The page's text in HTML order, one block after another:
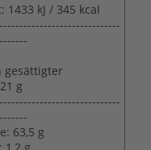
1433 kJ / 345 kcal
gesättigter
g
63,5 g
1,2 g